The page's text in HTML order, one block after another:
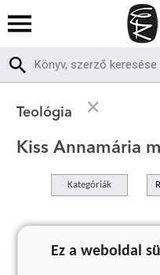
Teológia
Kiss Annamária
Kategóriák
A keresett
Ez a weboldal